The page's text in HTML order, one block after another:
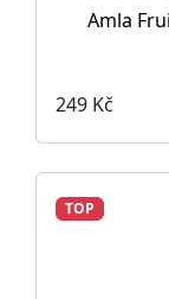
Amla
249 Kč
TOP